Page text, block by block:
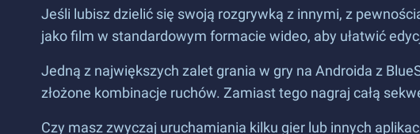
Jeśli lubisz dzielić się swoją rozgrywką z innymi, z
jako film w standardowym formacie wideo, aby ułatwić
Jedną z największych zalet grania w gry na Androida z
złożone kombinacje ruchów. Zamiast tego nagraj całą
Czy masz zwyczaj uruchamiania kilku gier lub innych